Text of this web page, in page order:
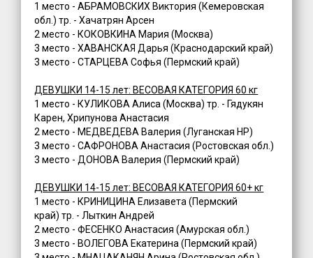
1 место - АБРАМОВСКИХ Виктория (Кемеровская
обл.) тр. - Хачатрян Арсен
2 место - КОКОВКИНА Мария (Москва)
3 место - ХАВАНСКАЯ Дарья (Краснодарский край)
3 место - СТАРЦЕВА Софья (Пермский край)
ДЕВУШКИ 14-15 лет: ВЕСОВАЯ КАТЕГОРИЯ 60 кг
1 место - КУЛИКОВА Алиса (Москва) тр. - Гядукян
Карен, Хрипунова Анастасия
2 место - МЕДВЕДЕВА Валерия (Луганская НР)
3 место - САФРОНОВА Анастасия (Ростовская обл.)
3 место - ДОНОВА Валерия (Пермский край)
ДЕВУШКИ 14-15 лет: ВЕСОВАЯ КАТЕГОРИЯ 60+ кг
1 место - КРИНИЦИНА Елизавета (Пермский
край) тр. - Лыткин Андрей
2 место - ФЕСЕНКО Анастасия (Амурская обл.)
3 место - ВОЛЕГОВА Екатерина (Пермский край)